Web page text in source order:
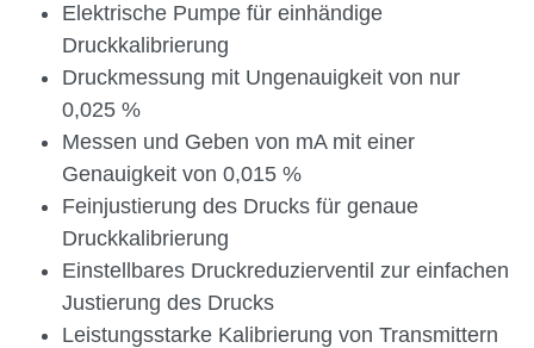
Elektrische Pumpe für einhändige
Druckkalibrierung
Druckmessung mit Ungenauigkeit von nur
0,025 %
Messen und Geben von mA mit einer
Genauigkeit von 0,015 %
Feinjustierung des Drucks für genaue
Druckkalibrierung
Einstellbares Druckreduzierventil zur einfachen
Justierung des Drucks
Leistungsstarke Kalibrierung von Transmittern